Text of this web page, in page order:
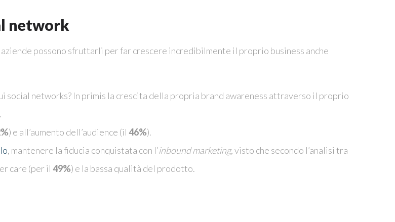
network
possono sfruttarli per far crescere incredibilmente il proprio business anche
social networks? In primis la crescita della propria brand awareness attraverso il proprio
) e all’aumento dell’audience (il 46%).
, mantenere la fiducia conquistata con l’inbound marketing, visto che secondo l’analisi tra
care (per il 49%) e la bassa qualità del prodotto.